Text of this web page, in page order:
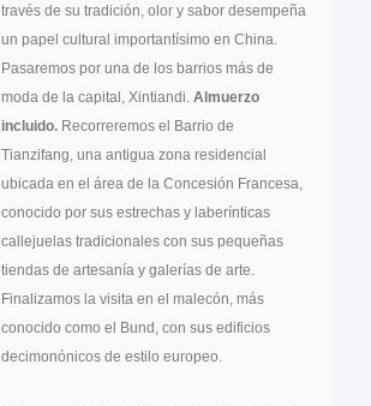
través de su tradición, olor y sabor desempeña
un papel cultural importantísimo en China.
Pasaremos por una de los barrios más de
moda de la capital, Xintiandi. Almuerzo
incluido. Recorreremos el Barrio de
Tianzifang, una antigua zona residencial
ubicada en el área de la Concesión Francesa,
conocido por sus estrechas y laberínticas
callejuelas tradicionales con sus pequeñas
tiendas de artesanía y galerías de arte.
Finalizamos la visita en el malecón, más
conocido como el Bund, con sus edificios
decimonónicos de estilo europeo.